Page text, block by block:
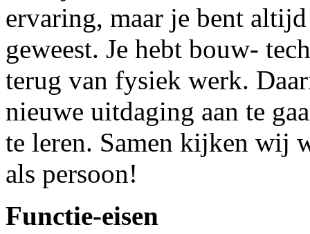
ervaring, maar je bent
geweest. Je hebt bouw-
terug van fysiek werk.
nieuwe uitdaging aan te
te leren. Samen kijken wij
als persoon!
Functie-eisen